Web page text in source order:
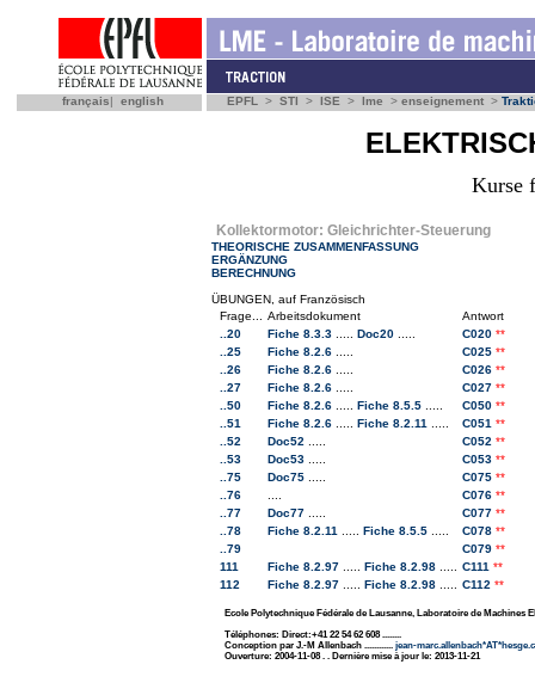
français| english EPFL > STI > ISE > lme > enseignement >
Kurse
Kollektormotor: Gleichrichter-Steuerung
THEORISCHE ZUSAMMENFASSUNG
ERGÄNZUNG
BERECHNUNG
ÜBUNGEN, auf Französisch
Frage...
Arbeitsdokument
Antwort
..20
Fiche 8.3.3 Doc20 C020 **
..25
Fiche 8.2.6 C025 **
..26
Fiche 8.2.6 C026 **
..27
Fiche 8.2.6 C027 **
..50
Fiche 8.2.6 Fiche 8.5.5 C050 **
..51
Fiche 8.2.6 Fiche 8.2.11 C051 **
..52
Doc52 C052 **
..53
Doc53 C053 **
..75
Doc75 C075 **
..76
C076 **
..77
Doc77 C077 **
..78
Fiche 8.2.11 Fiche 8.5.5 C078 **
..79
C079 **
111
Fiche 8.2.97 Fiche 8.2.98 C111 **
112
Fiche 8.2.97 Fiche 8.2.98 C112 **
Ecole Polytechnique Fédérale de Lausanne, Laboratoire de Machines
Téléphones: Direct:+41 22 54 62 608 ........
Conception par J.-M Allenbach ............ jean-
Ouverture: 2004-11-08 . . Dernière mise à jour le: 2013-11-21